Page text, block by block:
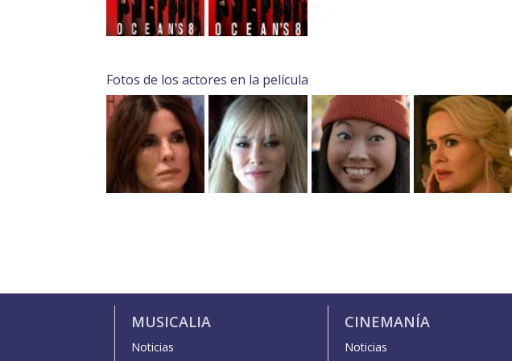
Fotos de los actores en la película
MUSICALIA
Noticias
CINEMANÍA
Noticias